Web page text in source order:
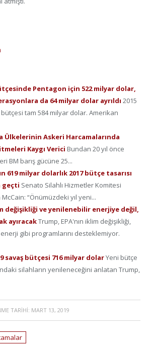
Pentagon için 522 milyar dolar,
da 64 milyar dolar ayrıldı 2015
bütçesi tam 584 milyar dolar. Amerikan
Ülkelerinin Askeri Harcamalarında
Kaygı Verici Bundan 20 yıl önce
BM barış gücüne 25...
619 milyar dolarlık 2017 bütçe tasarısı
geçti Senato Silahlı Hizmetler Komitesi
McCain: “Önümüzdeki yıl yeni...
değişikliği ve yenilenebilir enerjiye değil,
ayıracakTrump, EPA'nın iklim değişikliği,
gibi programlarını desteklemiyor.
savaş bütçesi 716 milyar dolarYeni bütçe
silahların yenileneceğini anlatan Trump,
TARIHI: MART 13, 2019